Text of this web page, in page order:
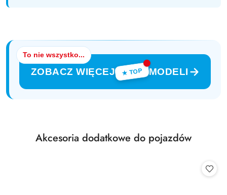
To nie wszystko...
ZOBACZ WIĘCEJ ★ TOP MODELI
Pomiń karuzelę produktów
Produkty
Akcesoria dodatkowe do pojazdów